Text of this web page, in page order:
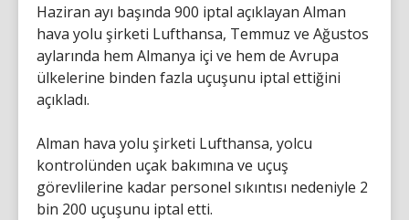
Haziran ayı başında 900 iptal açıklayan Alman
hava yolu şirketi Lufthansa, Temmuz ve Ağustos
aylarında hem Almanya içi ve hem de Avrupa
ülkelerine binden fazla uçuşunu iptal ettiğini
açıkladı.
Alman hava yolu şirketi Lufthansa, yolcu
kontrolünden uçak bakımına ve uçuş
görevlilerine kadar personel sıkıntısı nedeniyle 2
bin 200 uçuşunu iptal etti.